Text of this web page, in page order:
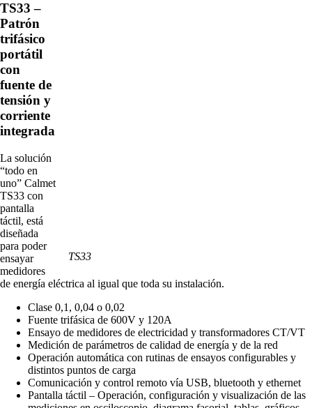
TS33
TS33 –
Patrón
trifásico
portátil
con
fuente de
tensión y
corriente
integrada
La solución
“todo en
uno” Calmet
TS33 con
pantalla
táctil, está
diseñada
para poder
ensayar
medidores
de energía eléctrica al igual que toda su instalación.
Clase 0,1, 0,04 o 0,02
Fuente trifásica de 600V y 120A
Ensayo de medidores de electricidad y transformadores CT/VT
Medición de parámetros de calidad de energía y de la red
Operación automática con rutinas de ensayos configurables y
distintos puntos de carga
Comunicación y control remoto vía USB, bluetooth y ethernet
Pantalla táctil – Operación, configuración y visualización de las